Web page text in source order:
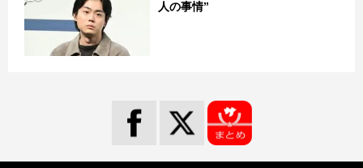
人の事情”